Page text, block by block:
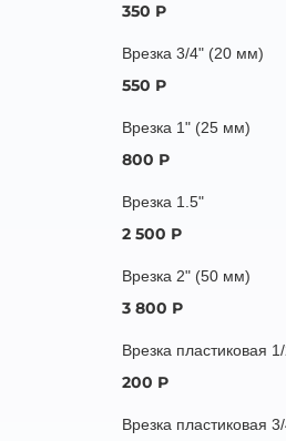
350 Р
Врезка 3/4" (20 мм)
550 Р
Врезка 1" (25 мм)
800 Р
Врезка 1.5"
2 500 Р
Врезка 2" (50 мм)
3 800 Р
Врезка пластиковая
200 Р
Врезка пластиковая